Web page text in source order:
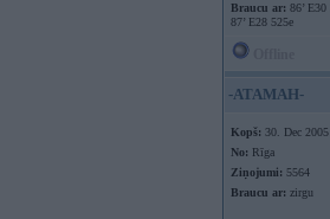
Braucu ar: 86’
87’ E28 525e
-ATAMAH-
Kopš: 30. Dec 2005
No: Rīga
Ziņojumi: 5564
Braucu ar: zirgu